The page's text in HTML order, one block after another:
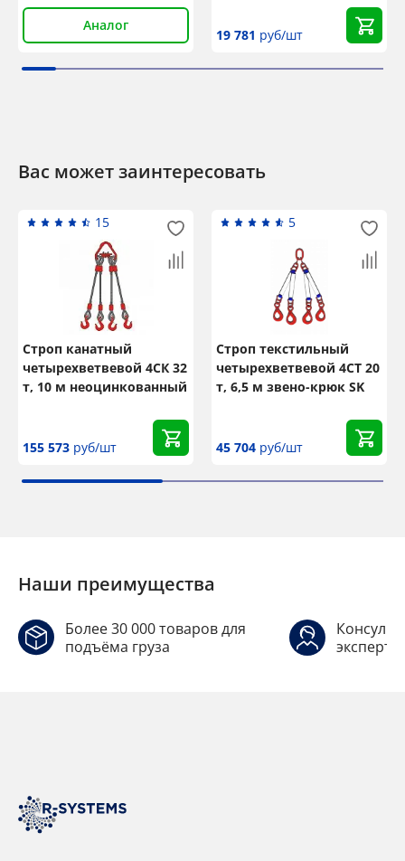
Аналог
19 781 руб/шт
Вас может заинтересовать
15
Строп канатный
четырехветвевой 4СК 32
т, 10 м неоцинкованный
155 573 руб/шт
5
Строп текстильный
четырехветвевой 4СТ 20
т, 6,5 м звено-крюк SK
45 704 руб/шт
Наши преимущества
Более 30 000 товаров для
подъёма груза